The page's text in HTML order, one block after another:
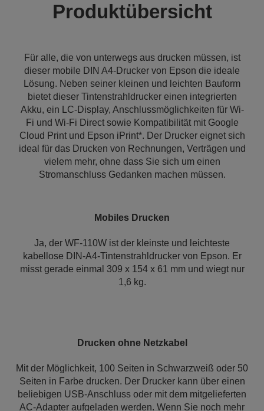
Produktübersicht
Für alle, die von unterwegs aus drucken müssen, ist
dieser mobile DIN A4-Drucker von Epson die ideale
Lösung. Neben seiner kleinen und leichten Bauform
bietet dieser Tintenstrahldrucker einen integrierten
Akku, ein LC-Display, Anschlussmöglichkeiten für Wi-
Fi und Wi-Fi Direct sowie Kompatibilität mit Google
Cloud Print und Epson iPrint*. Der Drucker eignet sich
ideal für das Drucken von Rechnungen, Verträgen und
vielem mehr, ohne dass Sie sich um einen
Stromanschluss Gedanken machen müssen.
Mobiles Drucken
Ja, der WF-110W ist der kleinste und leichteste
kabellose DIN-A4-Tintenstrahldrucker von Epson. Er
misst gerade einmal 309 x 154 x 61 mm und wiegt nur
1,6 kg.
Drucken ohne Netzkabel
Mit der Möglichkeit, 100 Seiten in Schwarzweiß oder 50
Seiten in Farbe drucken. Der Drucker kann über einen
beliebigen USB-Anschluss oder mit dem mitgelieferten
AC-Adapter aufgeladen werden. Wenn Sie noch mehr